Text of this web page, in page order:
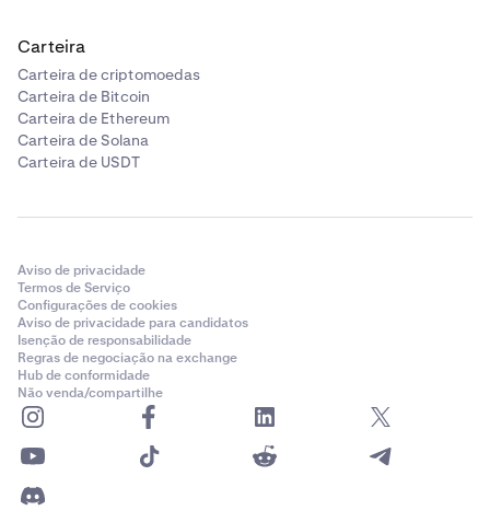
Carteira
Carteira de criptomoedas
Carteira de Bitcoin
Carteira de Ethereum
Carteira de Solana
Carteira de USDT
Aviso de privacidade
Termos de Serviço
Configurações de cookies
Aviso de privacidade para candidatos
Isenção de responsabilidade
Regras de negociação na exchange
Hub de conformidade
Não venda/compartilhe